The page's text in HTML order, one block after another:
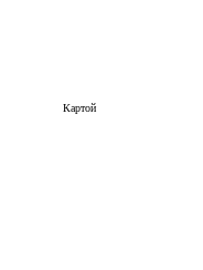
Картой